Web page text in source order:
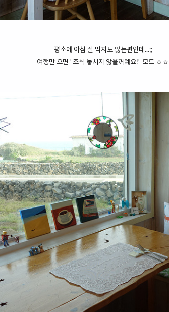
평소에 아침 잘 먹지도 않는편인데...;;
여행만 오면 "조식 놓치지 않을꺼예요!" 모드 ㅎㅎ